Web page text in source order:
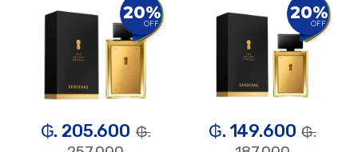
20%
OFF
₲. 205.600 ₲.
20%
OFF
₲. 149.600 ₲.